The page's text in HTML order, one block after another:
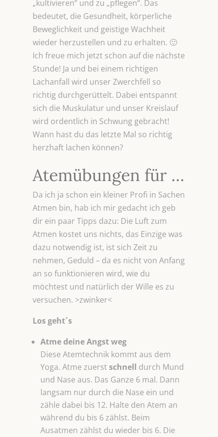
„kultivieren“ und zu „pflegen“. Das
bedeutet, die Gesundheit, körperliche
Beweglichkeit und geistige Wachheit
wieder herzustellen und zu erhalten. 🙂
Ich freue mich jetzt schon auf die nächste
Stunde! Ja und bei einem richtigen
Lachanfall wird unser Zwerchfell so
richtig durchgerüttelt. Dabei entspannt
sich die Muskulatur und unser Kreislauf
wird ordentlich in Schwung gebracht!
Wann hast du das letzte Mal so richtig
herzhaft lachen können?
Atemübungen für …
Da ich ja schon ein kleiner Profi in Sachen
Atmen bin, hab ich mir gedacht ich geb
dir ein paar Tipps dazu: Die Luft zum
Atmen kostet uns nichts, das Einzige was
dazu notwendig ist, ist sich Zeit zu
nehmen, Geduld – da es nicht von Anfang
an so funktionieren wird, wie du
möchtest und natürlich der Wille es zu
versuchen. >zwinker<
Los geht´s
Atme deine Angst weg
Diese Atemtechnik kommt aus dem
Yoga. Atme zuerstschnell durch Mund
und Nase aus. Das Ganze 6 mal. Dann
langsam nur durch die Nase ein und
zähle dabei bis 12. Halte den Atem an
während du bis 6 zählst. Beim
Ausatmen zählst du wieder bis 6. Die